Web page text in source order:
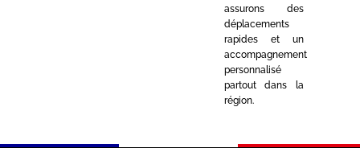
assurons des
déplacements
rapides et un
accompagnement
personnalisé
partout dans la
région.